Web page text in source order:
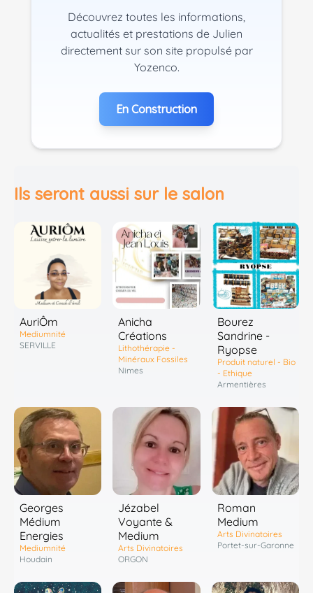
Découvrez toutes les informations,
actualités et prestations de Julien
directement sur son site propulsé par
Yozenco.
En Construction
Ils seront aussi sur le salon
AuriÔm
Mediumnité
SERVILLE
Anicha
Créations
Lithothérapie -
Minéraux Fossiles
Nimes
Bourez
Sandrine -
Ryopse
Produit naturel - Bio
- Ethique
Armentières
Georges
Médium
Energies
Mediumnité
Houdain
Jézabel
Voyante &
Medium
Arts Divinatoires
ORGON
Roman
Medium
Arts Divinatoires
Portet-sur-Garonne